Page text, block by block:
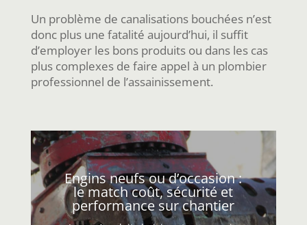
Un problème de canalisations bouchées n’est
donc plus une fatalité aujourd’hui, il suffit
d’employer les bons produits ou dans les cas
plus complexes de faire appel à un plombier
professionnel de l’assainissement.
Engins neufs ou d’occasion :
le match coût, sécurité et
performance sur chantier